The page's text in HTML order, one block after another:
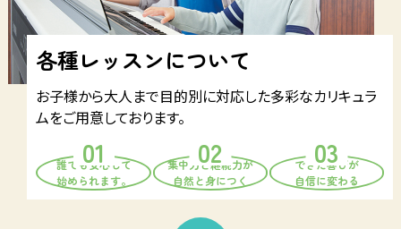
各種レッスンについて
お子様から大人まで目的別に対応した多彩なカリキュラ
ムをご用意しております。
誰でも安心して
始められます。
集中力と継続力が
自然と身につく
できた喜びが
自信に変わる